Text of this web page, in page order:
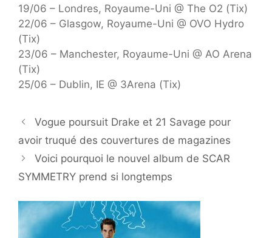
19/06 – Londres, Royaume-Uni @ The O2 (Tix)
22/06 – Glasgow, Royaume-Uni @ OVO Hydro
(Tix)
23/06 – Manchester, Royaume-Uni @ AO Arena
(Tix)
25/06 – Dublin, IE @ 3Arena (Tix)
Vogue poursuit Drake et 21 Savage pour
avoir truqué des couvertures de magazines
Voici pourquoi le nouvel album de SCAR
SYMMETRY prend si longtemps